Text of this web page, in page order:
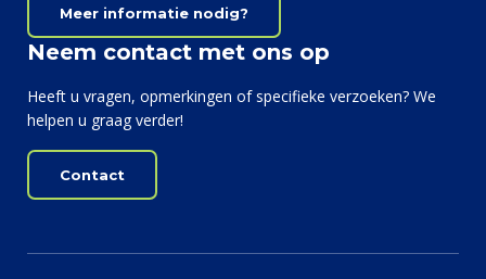
Meer informatie nodig?
Neem contact met ons op
Heeft u vragen, opmerkingen of specifieke verzoeken? We
helpen u graag verder!
Contact